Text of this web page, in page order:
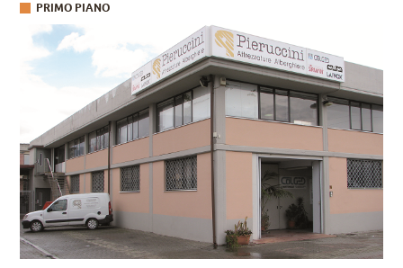
PRIMO PIANO